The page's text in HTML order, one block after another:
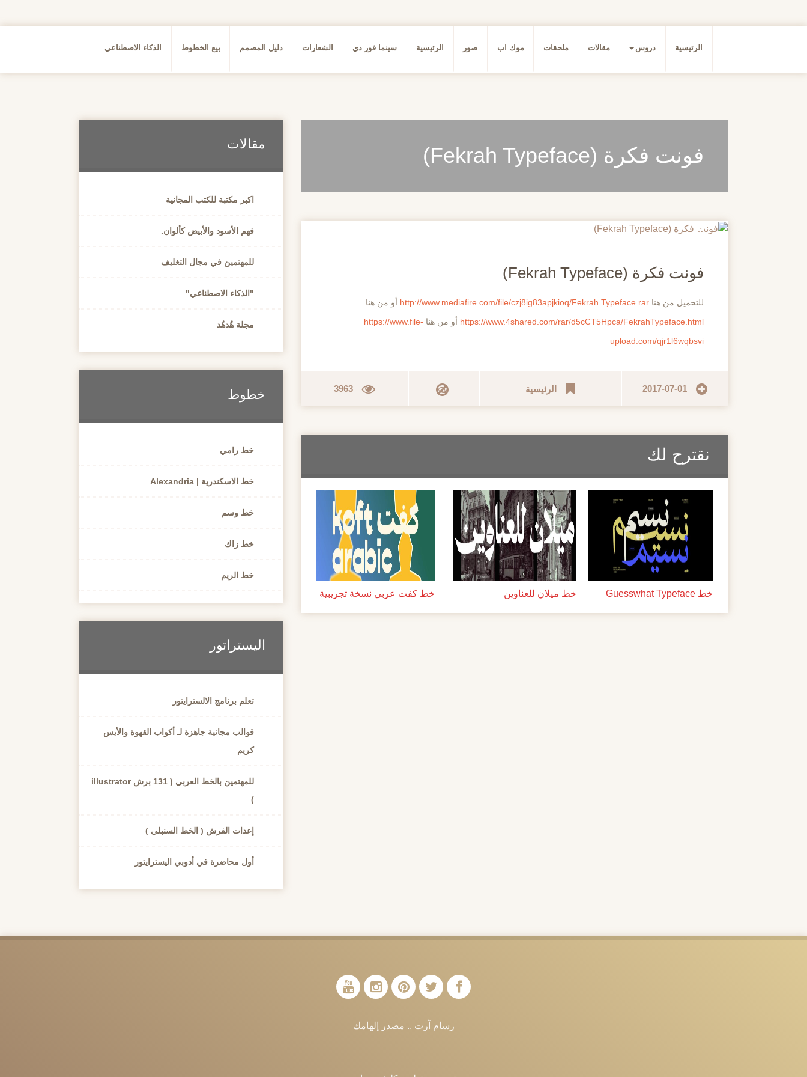
الرئيسية دروس مقالات ملحقات موك اب صور الرئيسية سينما فور دي الشعارات دليل المصمم بيع الخطوط الذكاء الاصطناعي
فونت فكرة (Fekrah Typeface)
20
فونت فكرة (Fekrah Typeface)
للتحميل من هنا http://www.mediafire.com/file/czj8ig83apjkioq/Fekrah.Typeface.rar أو من هنا
https://www.4shared.com/rar/d5cCT5Hpca/FekrahTypeface.html أو من هنا https://www.file-
upload.com/qjr1l6wqbsvi
2017-07-01 الرئيسية 3963
نقترح لك
خط Guesswhat Typeface خط ميلان للعناوين خط كفت عربي نسخة تجريبية
مقالات
اكبر مكتبة للكتب المجانية
فهم الأسود والأبيض كألوان.
للمهتمين في مجال التغليف
"الذكاء الاصطناعي"
مجلة هُدهُد
خطوط
خط رامي
خط الاسكندرية | Alexandria
خط وسم
خط زاك
خط الريم
اليستراتور
تعلم برنامج الالسترايتور
قوالب مجانية جاهزة لـ أكواب القهوة والأيس
كريم
للمهتمين بالخط العربي ( 131 برش illustrator
)
إعدات الفرش ( الخط السنبلي )
أول محاضرة في أدوبي اليسترايتور
رسام آرت .. مصدر إلهامك